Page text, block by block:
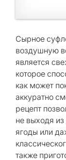
Сырное
воздушную
является
которое
как может
аккуратно
рецепт
не выходя
ягоды или
также